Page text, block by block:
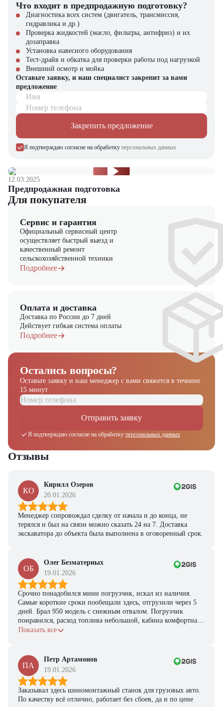
Экономичность
снижает эксплуатационные
расходы и соответствует
Где применяется Grove GMK 5095?
Строительство жилых и коммерческих объектов.
Монтаж промышленных сооружений и оборудования.
Работы на энергетических и нефтегазовых объектах.
Подъем и перемещение крупногабаритных конструкций.
Инфраструктурные и логистические проекты.
Почему стоит выбрать Grove GMK 5095?
Автокран Grove GMK 5095 – это сочетание мощности, надежности
и универсальности. Он повышает эффективность работы, сокращает
инвестиция в долговечное и производительное оборудование,
способное справляться с задачами любой сложности.
Автокран Grove GMK 5095 можно купить в компании "ЦТО". Мы
техники. На нашем сайте представлен широкий выбор
спецтехники, вилочной и малой складской техники, навесного
оборудования и запчастей.
Что входит в предпродажную подготовку?
Диагностика всех систем (двигатель, трансмиссия,
гидравлика и др.)
Проверка жидкостей (масло, фильтры, антифриз) и их
дозаправка
Установка навесного оборудования
Тест-драйв и обкатка для проверки работы под нагрузкой
Внешний осмотр и мойка
Оставьте заявку, и наш специалист закрепит за вами
предложение
Имя
Номер телефона
Закрепить предложение
Я подтверждаю согласие на обработку персональных данных
12.03.2025
Предпродажная подготовка
Для покупателя
Сервис и гарантия
Официальный сервисный центр
осуществляет быстрый выезд и
качественный ремонт
сельскохозяйственной техники
Подробнее
Оплата и доставка
Доставка по России до 7 дней
Действует гибкая система оплаты
Подробнее
Остались вопросы?
Оставьте заявку и наш менеджер с вами свяжется в течение
15 минут
Отправить заявку
Я подтверждаю согласие на обработку персональных данных
Отзывы
КО
Кирилл Озеров
20.01.2026
Менеджер сопровождал сделку от начала и до конца, не
терялся и был на связи можно сказать 24 на 7. Доставка
экскаватора до объекта была выполнена в оговоренный срок.
ОБ
Олег Безматерных
19.01.2026
Срочно понадобился мини погрузчик, искал из наличия.
Самые короткие сроки пообещали здесь, отгрузили через 5
дней. Брал 950 модель с снежным отвалом. Погрузчик
понравился, расход топлива небольшой, кабина комфортная,
с задачами справляется.
Показать все
ПА
Петр Артамонов
19.01.2026
Заказывал здесь шиномонтажный станок для грузовых авто.
По качеству всё отлично, работает без сбоев, да и по цене